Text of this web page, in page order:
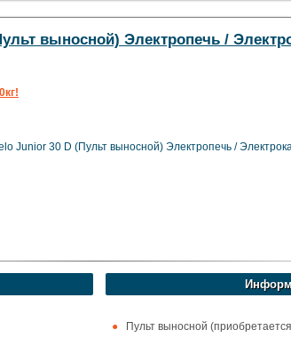
выносной) Электропечь /
Junior 30 D (Пульт выносной) Электропечь /
Пульт выносной